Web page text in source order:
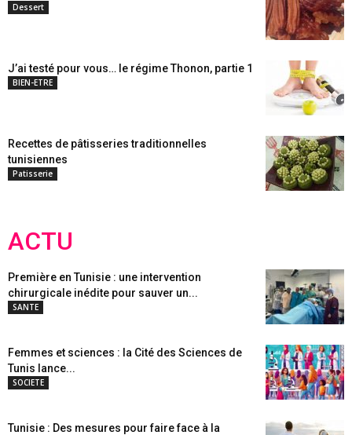
Dessert
J’ai testé pour vous… le régime Thonon, partie 1
BIEN-ETRE
Recettes de pâtisseries traditionnelles
tunisiennes
Patisserie
ACTU
Première en Tunisie : une intervention
chirurgicale inédite pour sauver un...
SANTE
Femmes et sciences : la Cité des Sciences de
Tunis lance...
SOCIETE
Tunisie : Des mesures pour faire face à la